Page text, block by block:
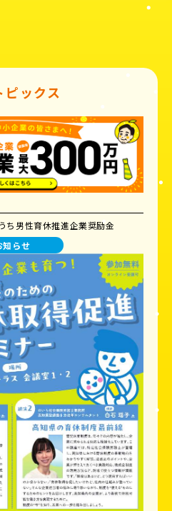
ピックス
ち男性育休推進企業奨励金
知らせ